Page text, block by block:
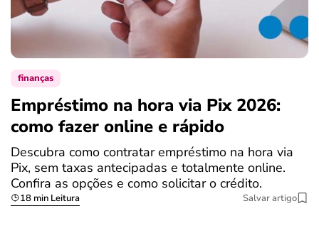
finanças
Empréstimo na hora via Pix 2026:
como fazer online e rápido
Descubra como contratar empréstimo na hora via
Pix, sem taxas antecipadas e totalmente online.
Confira as opções e como solicitar o crédito.
18 min Leitura Salvar artigo